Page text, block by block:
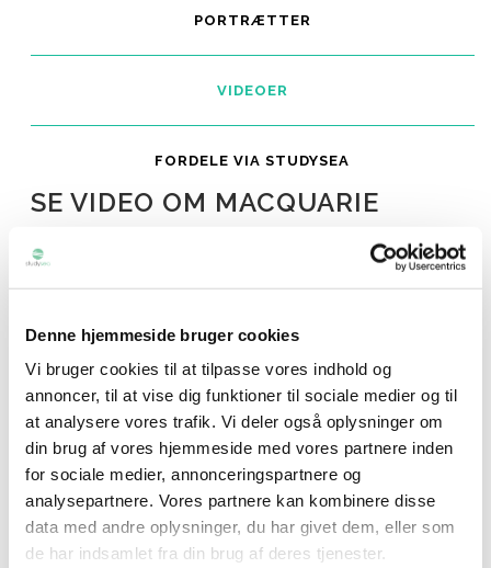
Denne hjemmeside bruger cookies
Vi bruger cookies til at tilpasse vores indhold og
annoncer, til at vise dig funktioner til sociale medier og til
at analysere vores trafik. Vi deler også oplysninger om
din brug af vores hjemmeside med vores partnere inden
for sociale medier, annonceringspartnere og
analysepartnere. Vores partnere kan kombinere disse
data med andre oplysninger, du har givet dem, eller som
de har indsamlet fra din brug af deres tjenester.
PORTRÆTTER
VIDEOER
FORDELE VIA STUDYSEA
SE VIDEO OM MACQUARIE